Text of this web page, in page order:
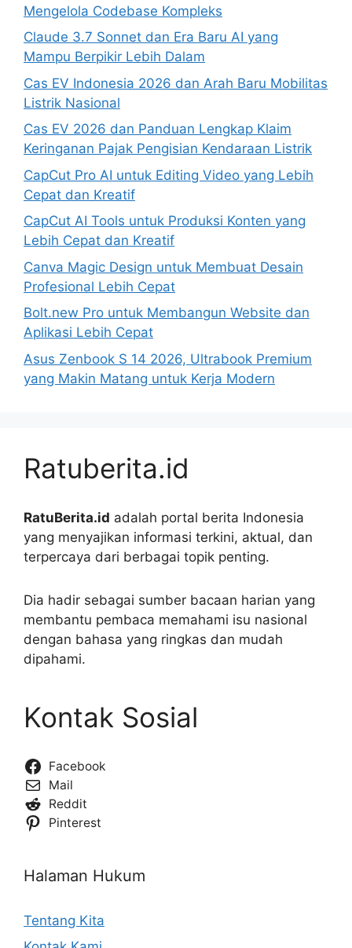
Mengelola Codebase Kompleks
Claude 3.7 Sonnet dan Era Baru AI yang
Mampu Berpikir Lebih Dalam
Cas EV Indonesia 2026 dan Arah Baru Mobilitas
Listrik Nasional
Cas EV 2026 dan Panduan Lengkap Klaim
Keringanan Pajak Pengisian Kendaraan Listrik
CapCut Pro AI untuk Editing Video yang Lebih
Cepat dan Kreatif
CapCut AI Tools untuk Produksi Konten yang
Lebih Cepat dan Kreatif
Canva Magic Design untuk Membuat Desain
Profesional Lebih Cepat
Bolt.new Pro untuk Membangun Website dan
Aplikasi Lebih Cepat
Asus Zenbook S 14 2026, Ultrabook Premium
yang Makin Matang untuk Kerja Modern
Ratuberita.id
RatuBerita.id adalah portal berita Indonesia
yang menyajikan informasi terkini, aktual, dan
terpercaya dari berbagai topik penting.
Dia hadir sebagai sumber bacaan harian yang
membantu pembaca memahami isu nasional
dengan bahasa yang ringkas dan mudah
dipahami.
Kontak Sosial
Facebook
Mail
Reddit
Pinterest
Halaman Hukum
Tentang Kita